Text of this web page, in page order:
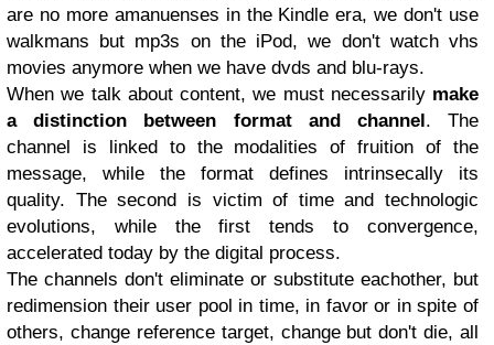
are no more amanuenses in the Kindle era, we don't use
walkmans but mp3s on the iPod, we don't watch vhs
movies anymore when we have dvds and blu-rays.
When we talk about content, we must necessarily make
a distinction between format and channel. The
channel is linked to the modalities of fruition of the
message, while the format defines intrinsecally its
quality. The second is victim of time and technologic
evolutions, while the first tends to convergence,
accelerated today by the digital process.
The channels don't eliminate or substitute eachother, but
redimension their user pool in time, in favor or in spite of
others, change reference target, change but don't die, all